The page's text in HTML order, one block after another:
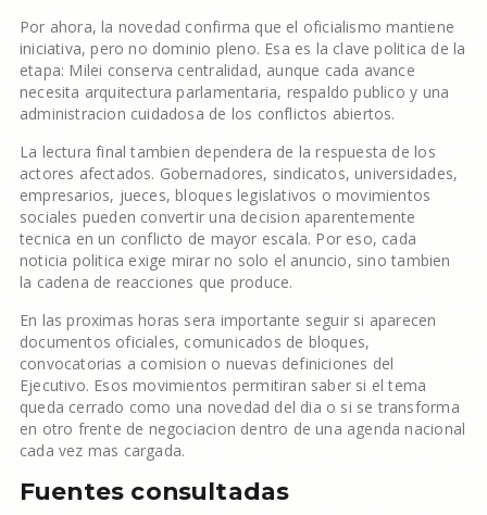
Por ahora, la novedad confirma que el oficialismo mantiene
iniciativa, pero no dominio pleno. Esa es la clave politica de la
etapa: Milei conserva centralidad, aunque cada avance
necesita arquitectura parlamentaria, respaldo publico y una
administracion cuidadosa de los conflictos abiertos.
La lectura final tambien dependera de la respuesta de los
actores afectados. Gobernadores, sindicatos, universidades,
empresarios, jueces, bloques legislativos o movimientos
sociales pueden convertir una decision aparentemente
tecnica en un conflicto de mayor escala. Por eso, cada
noticia politica exige mirar no solo el anuncio, sino tambien
la cadena de reacciones que produce.
En las proximas horas sera importante seguir si aparecen
documentos oficiales, comunicados de bloques,
convocatorias a comision o nuevas definiciones del
Ejecutivo. Esos movimientos permitiran saber si el tema
queda cerrado como una novedad del dia o si se transforma
en otro frente de negociacion dentro de una agenda nacional
cada vez mas cargada.
Fuentes consultadas